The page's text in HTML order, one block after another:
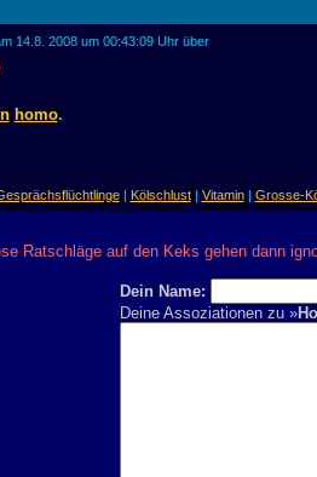
14.8. 2008 um 00:43:09 Uhr über
homo.
| Kölschlust| Vitamin| Grosse-
Ratschläge auf den Keks gehen dann
Dein Name:
Deine Assoziationen zu »